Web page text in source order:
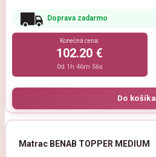
Doprava zadarmo
Konečná cena:
102.20 €
0d 1h 46m 54s
Matrac BENAB TOPPER MEDIUM